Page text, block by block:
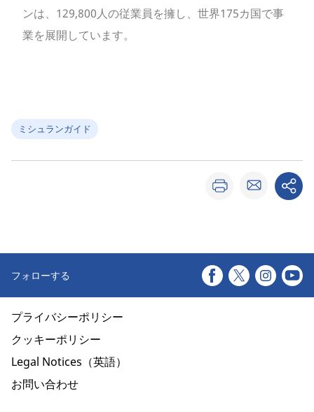
ンは、129,800人の従業員を擁し、世界175カ国で事
業を展開しています。
ミシュランガイド
フォローする
プライバシーポリシー
クッキーポリシー
Legal Notices（英語）
お問い合わせ